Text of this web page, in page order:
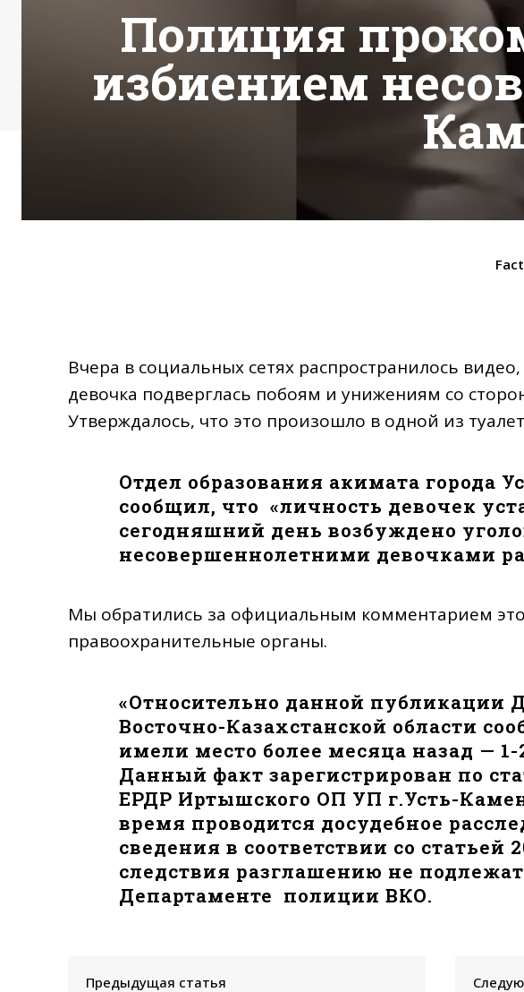
Полиция
избиением
Вчера в социальных сетях распространилось
девочка подверглась побоям и унижениям со
Утверждалось, что это произошло в одной из
Отдел образования акимата города
сообщил, что «личность девочек
сегодняшний день возбуждено
несовершеннолетними девочками
Мы обратились за официальным комментарием
правоохранительные органы.
«Относительно данной публикации
Восточно-Казахстанской области
имели место более месяца назад — 1-
Данный факт зарегистрирован по
ЕРДР Иртышского ОП УП г.Усть-
время проводится досудебное
сведения в соответствии со статьей
следствия разглашению не
Департаменте полиции ВКО.
Предыдущая статья